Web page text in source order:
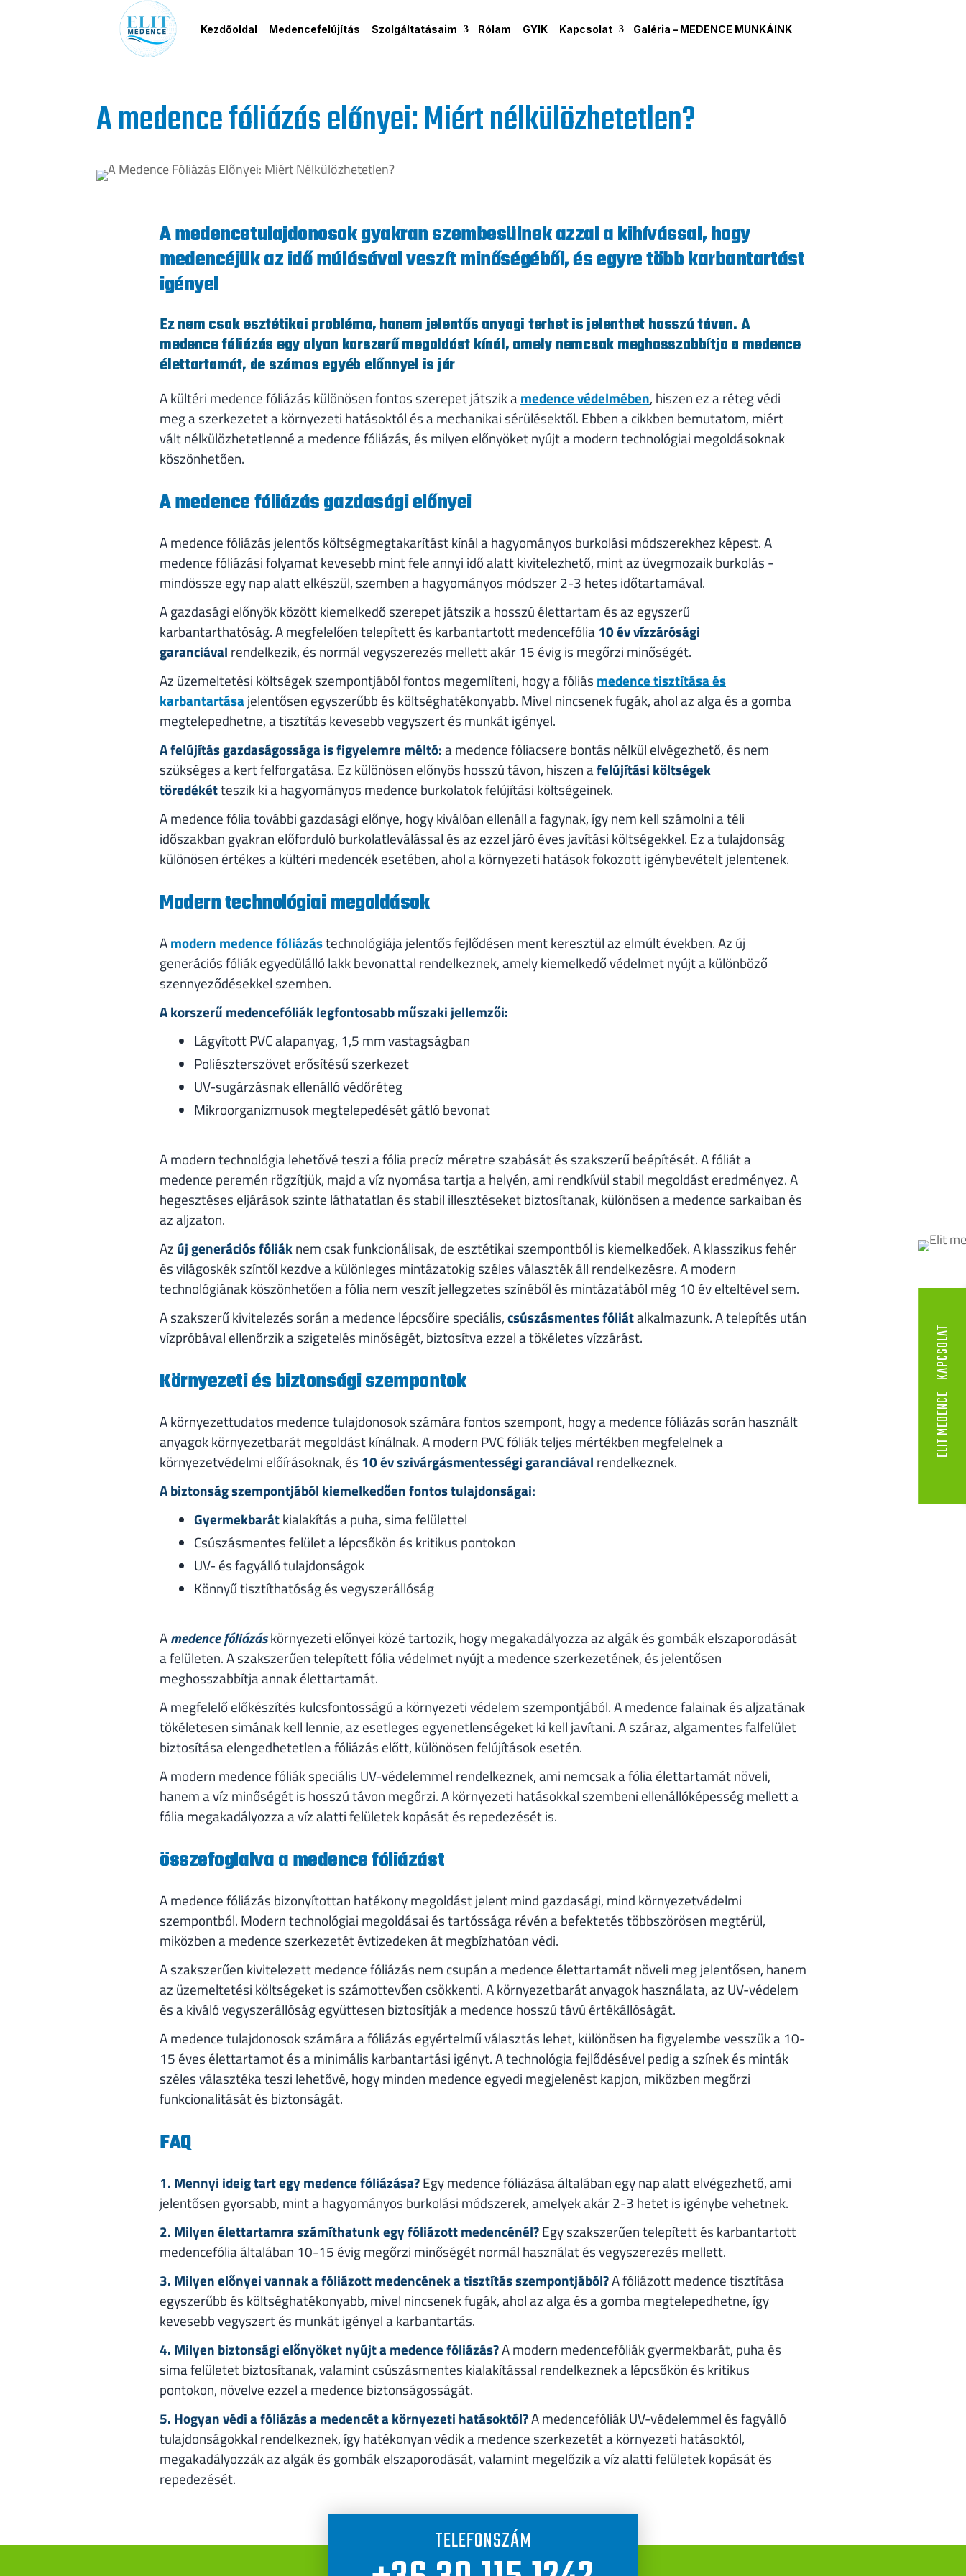
Kezdőoldal Medencefelújítás Szolgáltatásaim Rólam GYIK Kapcsolat Galéria – MEDENCE MUNKÁINK
A medence fóliázás előnyei: Miért nélkülözhetetlen?
A medencetulajdonosok gyakran szembesülnek azzal a kihívással, hogy
medencéjük az idő múlásával veszít minőségéből, és egyre több karbantartást
igényel
Ez nem csak esztétikai probléma, hanem jelentős anyagi terhet is jelenthet hosszú távon. A
medence fóliázás egy olyan korszerű megoldást kínál, amely nemcsak meghosszabbítja a medence
élettartamát, de számos egyéb előnnyel is jár
A kültéri medence fóliázás különösen fontos szerepet játszik amedence védelmében, hiszen ez a réteg védi
meg a szerkezetet a környezeti hatásoktól és a mechanikai sérülésektől. Ebben a cikkben bemutatom, miért
vált nélkülözhetetlenné a medence fóliázás, és milyen előnyöket nyújt a modern technológiai megoldásoknak
köszönhetően.
A medence fóliázás gazdasági előnyei
A medence fóliázás jelentős költségmegtakarítást kínál a hagyományos burkolási módszerekhez képest. A
medence fóliázási folyamat kevesebb mint fele annyi idő alatt kivitelezhető, mint az üvegmozaik burkolás -
mindössze egy nap alatt elkészül, szemben a hagyományos módszer 2-3 hetes időtartamával.
A gazdasági előnyök között kiemelkedő szerepet játszik a hosszú élettartam és az egyszerű
karbantarthatóság. A megfelelően telepített és karbantartott medencefólia10 év vízzárósági
garanciával rendelkezik, és normál vegyszerezés mellett akár 15 évig is megőrzi minőségét.
Az üzemeltetési költségek szempontjából fontos megemlíteni, hogy a fóliás medence tisztítása és
karbantartása jelentősen egyszerűbb és költséghatékonyabb. Mivel nincsenek fugák, ahol az alga és a gomba
megtelepedhetne, a tisztítás kevesebb vegyszert és munkát igényel.
A felújítás gazdaságossága is figyelemre méltó:a medence fóliacsere bontás nélkül elvégezhető, és nem
szükséges a kert felforgatása. Ez különösen előnyös hosszú távon, hiszen afelújítási költségek
töredékétteszik ki a hagyományos medence burkolatok felújítási költségeinek.
A medence fólia további gazdasági előnye, hogy kiválóan ellenáll a fagynak, így nem kell számolni a téli
időszakban gyakran előforduló burkolatleválással és az ezzel járó éves javítási költségekkel. Ez a tulajdonság
különösen értékes a kültéri medencék esetében, ahol a környezeti hatások fokozott igénybevételt jelentenek.
Modern technológiai megoldások
Amodern medence fóliázástechnológiája jelentős fejlődésen ment keresztül az elmúlt években. Az új
generációs fóliák egyedülálló lakk bevonattal rendelkeznek, amely kiemelkedő védelmet nyújt a különböző
szennyeződésekkel szemben.
A korszerű medencefóliák legfontosabb műszaki jellemzői:
Lágyított PVC alapanyag, 1,5 mm vastagságban
Poliészterszövet erősítésű szerkezet
UV-sugárzásnak ellenálló védőréteg
Mikroorganizmusok megtelepedését gátló bevonat
A modern technológia lehetővé teszi a fólia precíz méretre szabását és szakszerű beépítését. A fóliát a
medence peremén rögzítjük, majd a víz nyomása tartja a helyén, ami rendkívül stabil megoldást eredményez. A
hegesztéses eljárások szinte láthatatlan és stabil illesztéseket biztosítanak, különösen a medence sarkaiban és
az aljzaton.
Az új generációs fóliáknem csak funkcionálisak, de esztétikai szempontból is kiemelkedőek. A klasszikus fehér
és világoskék színtől kezdve a különleges mintázatokig széles választék áll rendelkezésre. A modern
technológiának köszönhetően a fólia nem veszít jellegzetes színéből és mintázatából még 10 év elteltével sem.
A szakszerű kivitelezés során a medence lépcsőire speciális,csúszásmentes fóliátalkalmazunk. A telepítés után
vízpróbával ellenőrzik a szigetelés minőségét, biztosítva ezzel a tökéletes vízzárást.
Környezeti és biztonsági szempontok
A környezettudatos medence tulajdonosok számára fontos szempont, hogy a medence fóliázás során használt
anyagok környezetbarát megoldást kínálnak. A modern PVC fóliák teljes mértékben megfelelnek a
környezetvédelmi előírásoknak, és 10 év szivárgásmentességi garanciával rendelkeznek.
A biztonság szempontjából kiemelkedően fontos tulajdonságai:
Gyermekbarátkialakítás a puha, sima felülettel
Csúszásmentes felület a lépcsőkön és kritikus pontokon
UV- és fagyálló tulajdonságok
Könnyű tisztíthatóság és vegyszerállóság
Amedence fóliázáskörnyezeti előnyei közé tartozik, hogy megakadályozza az algák és gombák elszaporodását
a felületen. A szakszerűen telepített fólia védelmet nyújt a medence szerkezetének, és jelentősen
meghosszabbítja annak élettartamát.
A megfelelő előkészítés kulcsfontosságú a környezeti védelem szempontjából. A medence falainak és aljzatának
tökéletesen simának kell lennie, az esetleges egyenetlenségeket ki kell javítani. A száraz, algamentes falfelület
biztosítása elengedhetetlen a fóliázás előtt, különösen felújítások esetén.
A modern medence fóliák speciális UV-védelemmel rendelkeznek, ami nemcsak a fólia élettartamát növeli,
hanem a víz minőségét is hosszú távon megőrzi. A környezeti hatásokkal szembeni ellenállóképesség mellett a
fólia megakadályozza a víz alatti felületek kopását és repedezését is.
összefoglalva a medence fóliázást
A medence fóliázás bizonyítottan hatékony megoldást jelent mind gazdasági, mind környezetvédelmi
szempontból. Modern technológiai megoldásai és tartóssága révén a befektetés többszörösen megtérül,
miközben a medence szerkezetét évtizedeken át megbízhatóan védi.
A szakszerűen kivitelezett medence fóliázás nem csupán a medence élettartamát növeli meg jelentősen, hanem
az üzemeltetési költségeket is számottevően csökkenti. A környezetbarát anyagok használata, az UV-védelem
és a kiváló vegyszerállóság együttesen biztosítják a medence hosszú távú értékállóságát.
A medence tulajdonosok számára a fóliázás egyértelmű választás lehet, különösen ha figyelembe vesszük a 10-
15 éves élettartamot és a minimális karbantartási igényt. A technológia fejlődésével pedig a színek és minták
széles választéka teszi lehetővé, hogy minden medence egyedi megjelenést kapjon, miközben megőrzi
funkcionalitását és biztonságát.
FAQ
1. Mennyi ideig tart egy medence fóliázása?Egy medence fóliázása általában egy nap alatt elvégezhető, ami
jelentősen gyorsabb, mint a hagyományos burkolási módszerek, amelyek akár 2-3 hetet is igénybe vehetnek.
2. Milyen élettartamra számíthatunk egy fóliázott medencénél?Egy szakszerűen telepített és karbantartott
medencefólia általában 10-15 évig megőrzi minőségét normál használat és vegyszerezés mellett.
3. Milyen előnyei vannak a fóliázott medencének a tisztítás szempontjából?A fóliázott medence tisztítása
egyszerűbb és költséghatékonyabb, mivel nincsenek fugák, ahol az alga és a gomba megtelepedhetne, így
kevesebb vegyszert és munkát igényel a karbantartás.
4. Milyen biztonsági előnyöket nyújt a medence fóliázás?A modern medencefóliák gyermekbarát, puha és
sima felületet biztosítanak, valamint csúszásmentes kialakítással rendelkeznek a lépcsőkön és kritikus
pontokon, növelve ezzel a medence biztonságosságát.
5. Hogyan védi a fóliázás a medencét a környezeti hatásoktól?A medencefóliák UV-védelemmel és fagyálló
tulajdonságokkal rendelkeznek, így hatékonyan védik a medence szerkezetét a környezeti hatásoktól,
megakadályozzák az algák és gombák elszaporodását, valamint megelőzik a víz alatti felületek kopását és
repedezését.
TELEFONSZÁM
ELIT MEDENCE - KAPCSOLAT